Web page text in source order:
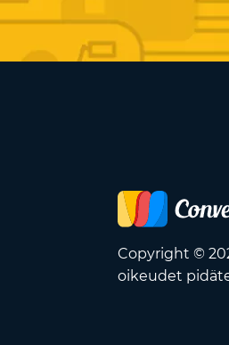
Copyright ©
oikeudet